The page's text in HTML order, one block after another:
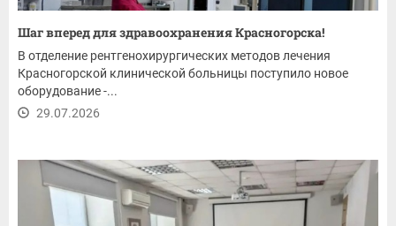
Шаг вперед для здравоохранения Красногорска!
В отделение рентгенохирургических методов лечения
Красногорской клинической больницы поступило новое
оборудование -...
29.07.2026